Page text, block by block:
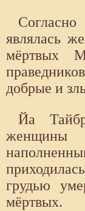
являлась
мёртвых
добрые и
Йа
женщины
грудью
мёртвых.